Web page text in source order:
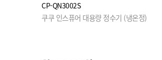
CP-QN3002S
쿠쿠 인스퓨어 대용량 정수기 (냉온정)